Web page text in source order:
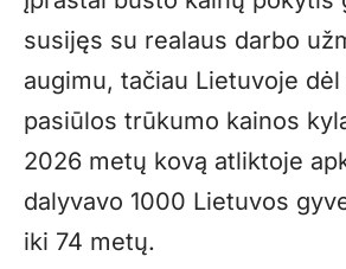
susijęs su realaus darbo
augimu, tačiau Lietuvoje
pasiūlos trūkumo kainos
2026 metų kovą atliktoje
dalyvavo 1000 Lietuvos
iki 74 metų.